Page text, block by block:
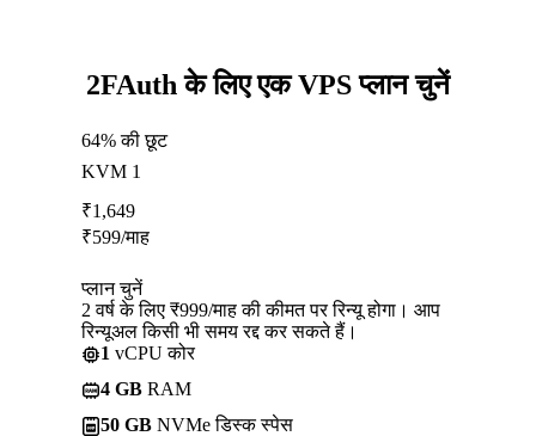
2FAuth के लिए एक VPS प्लान चुनें
64% की छूट
KVM 1
₹1,649
₹599/माह
प्लान चुनें
2 वर्ष के लिए ₹999/माह की कीमत पर रिन्यू होगा। आप
रिन्यूअल किसी भी समय रद्द कर सकते हैं।
1 vCPU कोर
4 GB RAM
50 GB NVMe डिस्क स्पेस